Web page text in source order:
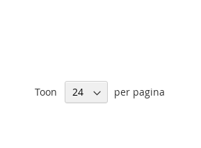
Toon per pagina